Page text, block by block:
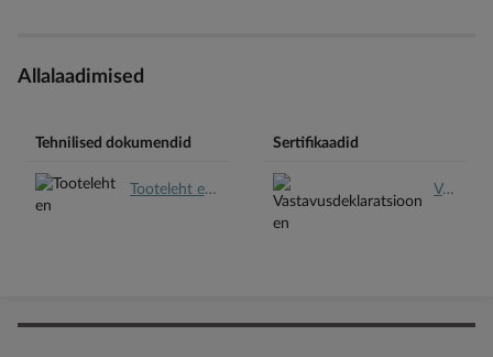
Allalaadimised
Tehnilised dokumendid
Tooteleht en.pdf
Sertifikaadid
Vastavusdeklaratsioon en.pdf